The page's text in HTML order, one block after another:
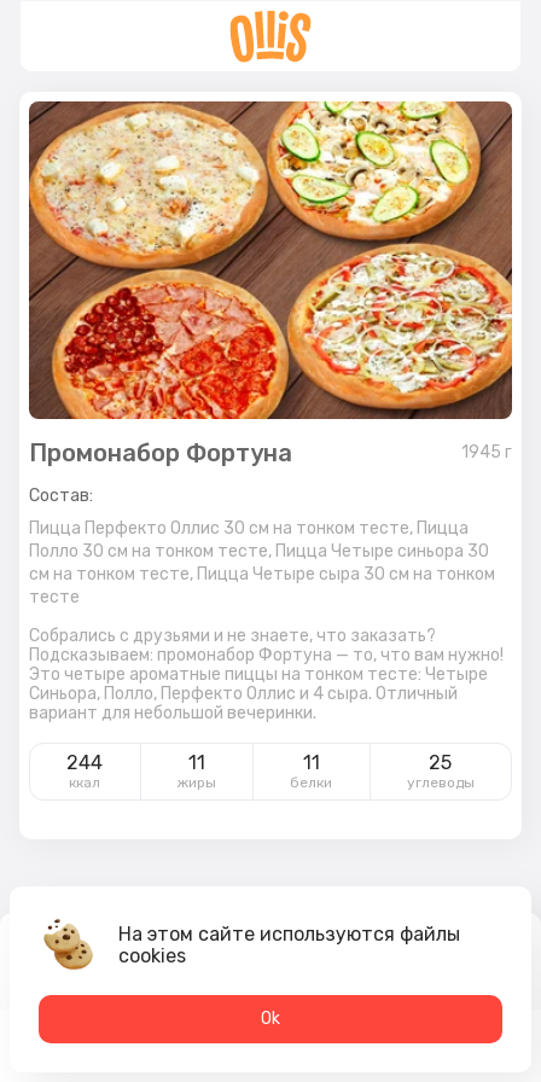
Промонабор Фортуна 1945 г
Состав:
Пицца Перфекто Оллис 30 см на тонком тесте, Пицца
Полло 30 см на тонком тесте, Пицца Четыре синьора 30
см на тонком тесте, Пицца Четыре сыра 30 см на тонком
тесте
Собрались с друзьями и не знаете, что заказать?
Подсказываем: промонабор Фортуна — то, что вам нужно!
Это четыре ароматные пиццы на тонком тесте: Четыре
Синьора, Полло, Перфекто Оллис и 4 сыра. Отличный
вариант для небольшой вечеринки.
244
ккал
11
жиры
11
белки
25
углеводы
2 489₽
2 799 ₽
На этом сайте используются файлы
cookies
Оk